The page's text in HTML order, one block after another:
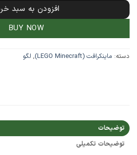
افزودن به سبد خرید
BUY NOW
دسته:ماینکرافت (LEGO Minecraft) ,لگو
توضیحات
توضیحات تکمیلی